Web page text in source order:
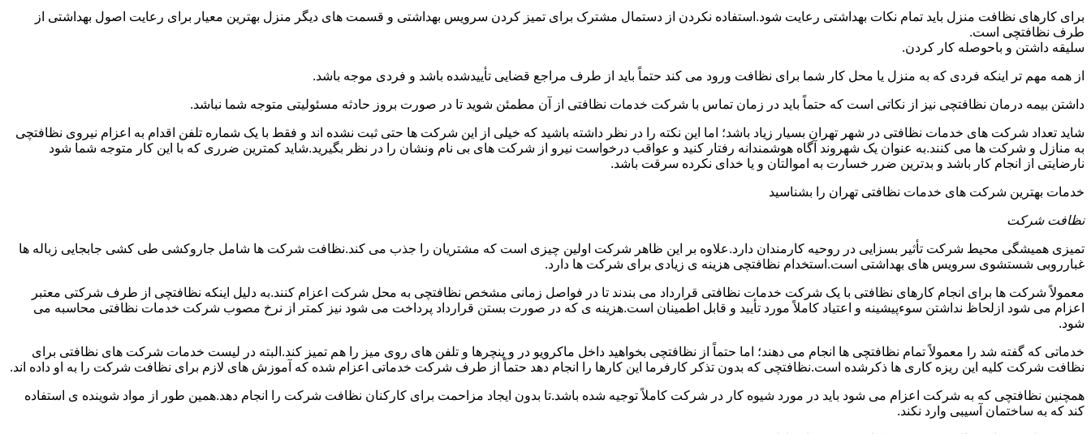
برای کارهای نظافت منزل باید تمام نکات بهداشتی رعایت شود.استفاده نکردن از دستمال مشترک برای تمیز کردن سرویس بهداشتی و قسمت های دیگر منزل بهترین معیار برای رعایت اصول بهداشتی از
طرف نظافتچی است.
سلیقه داشتن و باحوصله کار کردن.
از همه مهم تر اینکه فردی که به منزل یا محل کار شما برای نظافت ورود می کند حتماً باید از طرف مراجع قضایی تأییدشده باشد و فردی موجه باشد.
داشتن بیمه درمان نظافتچی نیز از نکاتی است که حتماً باید در زمان تماس با شرکت خدمات نظافتی از آن مطمئن شوید تا در صورت بروز حادثه مسئولیتی متوجه شما نباشد.
شاید تعداد شرکت های خدمات نظافتی در شهر تهران بسیار زیاد باشد؛ اما این نکته را در نظر داشته باشید که خیلی از این شرکت ها حتی ثبت نشده اند و فقط با یک شماره تلفن اقدام به اعزام نیروی نظافتچی
به منازل و شرکت ها می کنند.به عنوان یک شهروند آگاه هوشمندانه رفتار کنید و عواقب درخواست نیرو از شرکت های بی نام ونشان را در نظر بگیرید.شاید کمترین ضرری که با این کار متوجه شما شود
نارضایتی از انجام کار باشد و بدترین ضرر خسارت به اموالتان و یا خدای نکرده سرقت باشد.
خدمات بهترین شرکت های خدمات نظافتی تهران را بشناسید
نظافت شرکت
تمیزی همیشگی محیط شرکت تأثیر بسزایی در روحیه کارمندان دارد.علاوه بر این ظاهر شرکت اولین چیزی است که مشتریان را جذب می کند.نظافت شرکت ها شامل جاروکشی طی کشی جابجایی زباله ها
غبارروبی شستشوی سرویس های بهداشتی است.استخدام نظافتچی هزینه ی زیادی برای شرکت ها دارد.
معمولاً شرکت ها برای انجام کارهای نظافتی با یک شرکت خدمات نظافتی قرارداد می بندند تا در فواصل زمانی مشخص نظافتچی به محل شرکت اعزام کنند.به دلیل اینکه نظافتچی از طرف شرکتی معتبر
اعزام می شود ازلحاظ نداشتن سوءپیشینه و اعتیاد کاملاً مورد تأیید و قابل اطمینان است.هزینه ی که در صورت بستن قرارداد پرداخت می شود نیز کمتر از نرخ مصوب شرکت خدمات نظافتی محاسبه می
شود.
خدماتی که گفته شد را معمولاً تمام نظافتچی ها انجام می دهند؛ اما حتماً از نظافتچی بخواهید داخل ماکرویو در و پنچرها و تلفن های روی میز را هم تمیز کند.البته در لیست خدمات شرکت های نظافتی برای
نظافت شرکت کلیه این ریزه کاری ها ذکرشده است.نظافتچی که بدون تذکر کارفرما این کارها را انجام دهد حتماً از طرف شرکت خدماتی اعزام شده که آموزش های لازم برای نظافت شرکت را به او داده اند.
همچنین نظافتچی که به شرکت اعزام می شود باید در مورد شیوه کار در شرکت کاملاً توجیه شده باشد.تا بدون ایجاد مزاحمت برای کارکنان نظافت شرکت را انجام دهد.همین طور از مواد شوینده ی استفاده
کند که به ساختمان آسیبی وارد نکند.